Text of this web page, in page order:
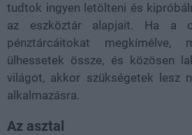
tudtok ingyen letölteni és
az eszköztár alapjait. Ha a
pénztárcáitokat megkímélve,
ülhessetek össze, és közösen
világot, akkor szükségetek lesz
alkalmazásra.
Az asztal